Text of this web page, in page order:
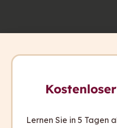
Lernen Sie in 5 Tagen